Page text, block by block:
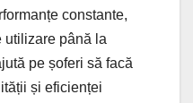
constante,
utilizare până la
pe șoferi să facă
și eficienței